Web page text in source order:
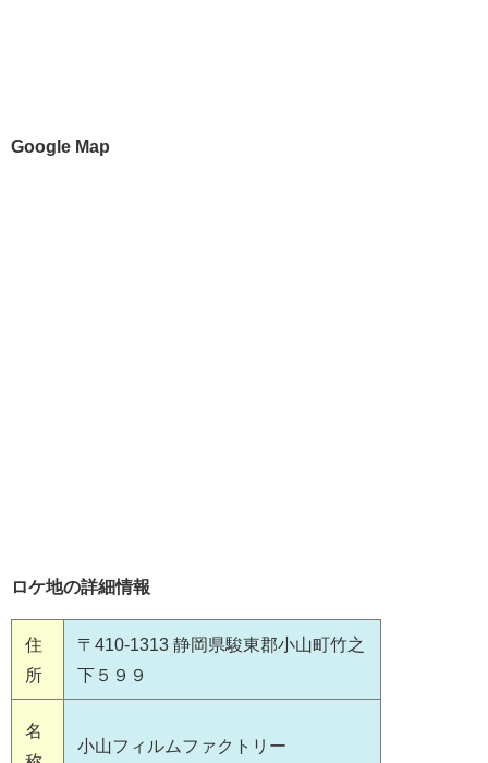
Google Map
ロケ地の詳細情報
住
所
〒410-1313 静岡県駿東郡小山町竹之
下５９９
名
小山フィルムファクトリー